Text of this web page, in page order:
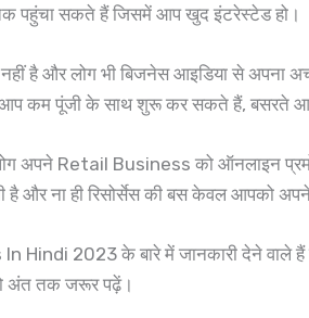
पहुंचा सकते हैं जिसमें आप खुद इंटरेस्टेड हो।
है और लोग भी बिजनेस आइडिया से अपना
कम पूंजी के साथ शुरू कर सकते हैं, बसरते
अपने Retail Business को ऑनलाइन
है और ना ही रिसोर्सेस की बस केवल आपको
2023 के बारे में जानकारी देने वाले
अंत तक जरूर पढ़ें।